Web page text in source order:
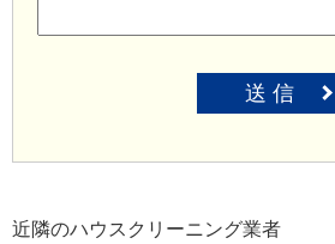
送 信
近隣のハウスクリーニング業者